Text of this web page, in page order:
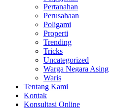
Pertanahan
Perusahaan
Poligami
Properti
Trending
Tricks
Uncategorized
Warga Negara Asing
Waris
Tentang Kami
Kontak
Konsultasi Online